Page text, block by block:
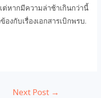
หากมีความล่าช้าเกินกว่านี้
งกับเรื่องเอกสารเบิกพรบ.
Next Post →